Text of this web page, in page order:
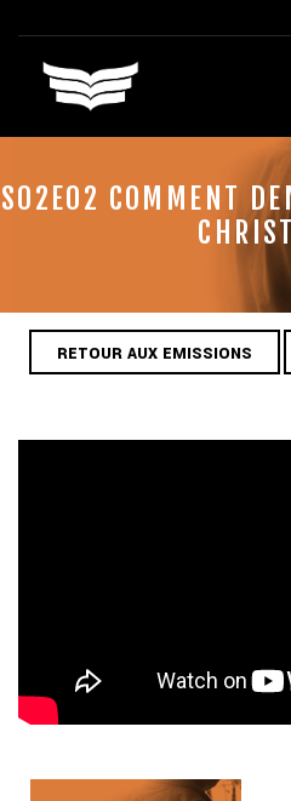
S02E02 COMMENT
RETOUR AUX EMISSIONS